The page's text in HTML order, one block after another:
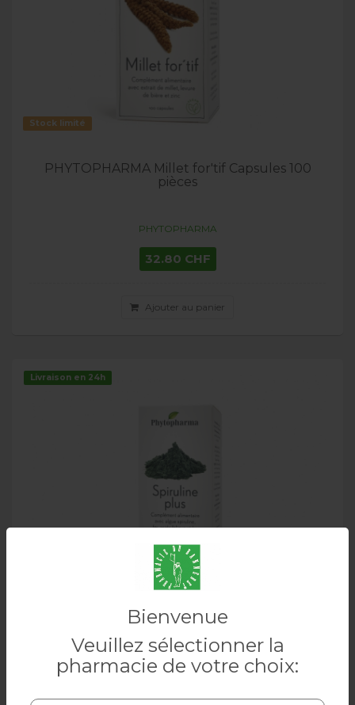
Bienvenue
Veuillez sélectionner la
pharmacie de votre choix:
Stock limité
PHYTOPHARMA Millet for'tif Capsules 100
pièces
PHYTOPHARMA
32.80 CHF
Ajouter au panier
Livraison en 24h
PHYTOPHARMA Spiruline Plus Comprimés
150 Pièces
PHYTOPHARMA